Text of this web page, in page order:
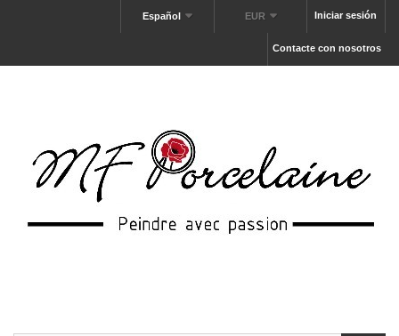
Iniciar sesión
EUR
Español
Contacte con nosotros